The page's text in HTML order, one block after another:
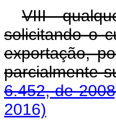
VIII -
solicitando o
exportação,
6.452, de
2016)